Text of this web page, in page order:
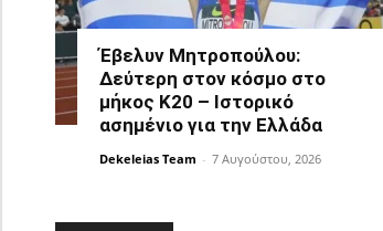
Έβελυν Μητροπούλου:
Δεύτερη στον κόσμο στο
μήκος Κ20 – Ιστορικό
ασημένιο για την Ελλάδα
Dekeleias Team - 7 Αυγούστου, 2026